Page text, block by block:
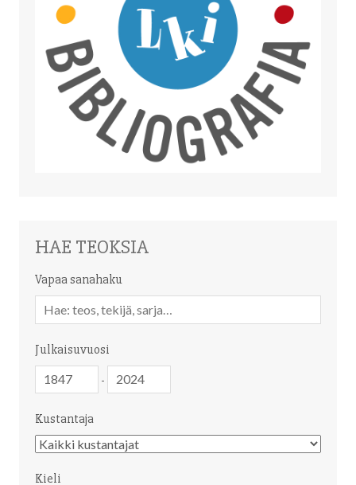
HAE TEOKSIA
Vapaa sanahaku
sanahaku
Julkaisuvuosi
-
Kustantaja
Kustantaja
Kieli